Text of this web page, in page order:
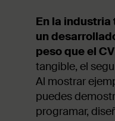
En la
un
peso que el CV
tangible, el
Al mostrar
puedes
programar,